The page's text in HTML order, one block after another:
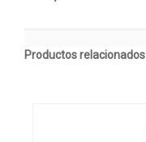
Productos relacionados